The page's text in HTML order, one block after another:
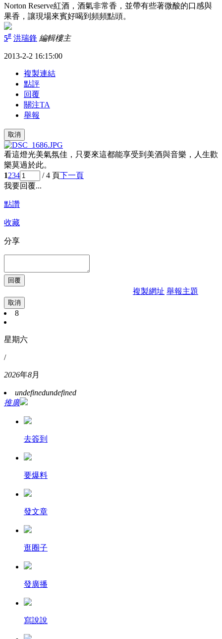
Norton Reserve紅酒，酒氣非常香，並帶有些著微酸的口感與
果香，讓現場來賓好喝到頻頻點頭。
5# 洪瑞鋒 編輯樓主
2013-2-2 16:15:00
複製連結
點評
回覆
關注TA
舉報
取消
看這燈光美氣氛佳，只要來這都能享受到美酒與音樂，人生歡
樂莫過於此。
1234 / 4 頁下一頁
我要回覆...
點讚
收藏
分享
複製網址 舉報主題
取消
8
星期六
/
2026年8月
undefinedundefined
推廣
去簽到
要爆料
發文章
逛圈子
發廣播
寫說說